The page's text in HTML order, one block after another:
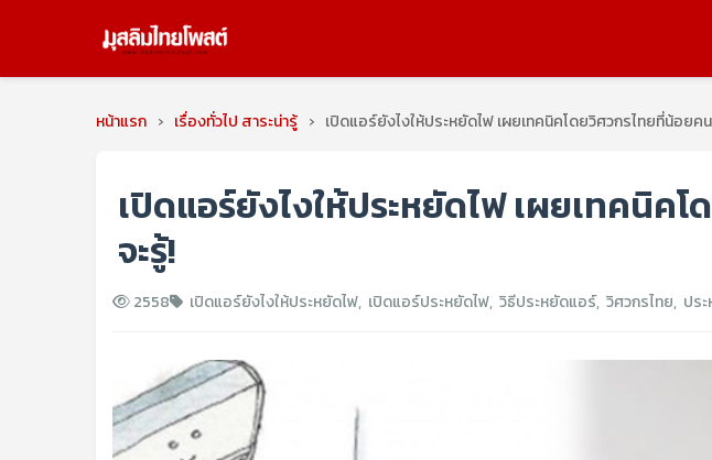
หน้าแรก › เรื่องทั่วไป สาระน่ารู้ › เปิดแอร์ยังไงให้ประหยัดไฟ เผยเทคนิคโดยวิศวกรไทยที่น้อยค
เปิดแอร์ยังไงให้ประหยัดไฟ เผยเทคนิค
จะรู้!
2558 เปิดแอร์ยังไงให้ประหยัดไฟ, เปิดแอร์ประหยัดไฟ, วิธีประหยัดแอร์, วิศวกรไทย, ปร